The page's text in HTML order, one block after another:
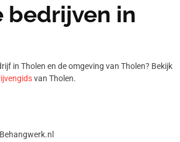
bedrijven in
in Tholen en de omgeving van Tholen? Bekijk
van Tholen.
Behangwerk.nl